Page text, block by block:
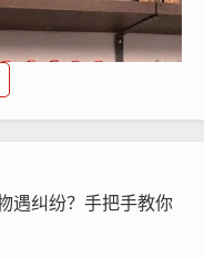
遇纠纷？手把手教你